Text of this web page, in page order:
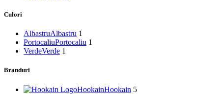
Culori
AlbastruAlbastru 1
PortocaliuPortocaliu 1
VerdeVerde 1
Branduri
HookainHookain 5